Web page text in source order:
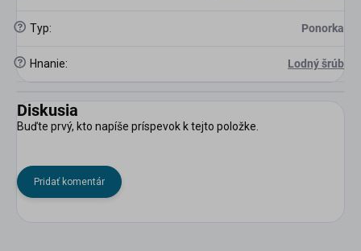
? Typ: Ponorka
? Hnanie: Lodný šrúb
Diskusia
Buďte prvý, kto napíše príspevok k tejto položke.
Pridať komentár